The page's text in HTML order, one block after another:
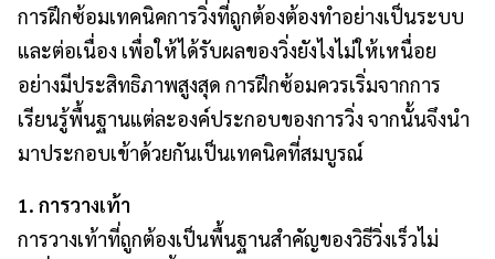
การฝึกซ้อมเทคนิคการวิ่งที่ถูกต้องต้องทำอย่างเป็นระบบ
และต่อเนื่อง เพื่อให้ได้รับผลของวิ่งยังไงไม่ให้เหนื่อย
อย่างมีประสิทธิภาพสูงสุด การฝึกซ้อมควรเริ่มจากการ
เรียนรู้พื้นฐานแต่ละองค์ประกอบของการวิ่ง จากนั้นจึงนำ
มาประกอบเข้าด้วยกันเป็นเทคนิคที่สมบูรณ์
1. การวางเท้า
การวางเท้าที่ถูกต้องเป็นพื้นฐานสำคัญของวิธีวิ่งเร็วไม่